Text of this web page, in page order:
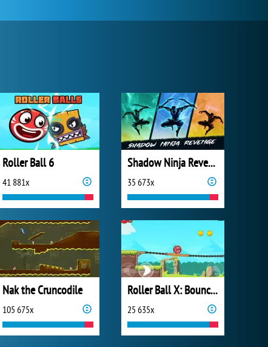
Roller Ball 6
41 881x
Shadow Ninja Revenge
35 673x
Nak the Cruncodile
105 675x
Roller Ball X: Bounce Ball
25 635x